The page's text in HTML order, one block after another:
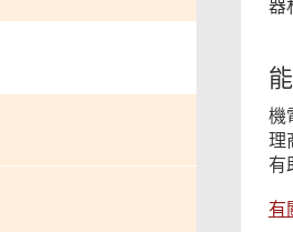
器
機
理
有
有